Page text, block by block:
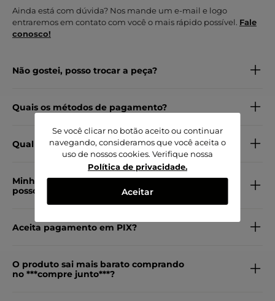
Se você clicar no botão aceito ou continuar
navegando, consideramos que você aceita o
uso de nossos cookies. Verifique nossa
Política de privacidade.
Aceitar
Ainda está com dúvida? Nos mande um e-mail e logo
entraremos em contato com você o mais rápido possível. Fale
conosco!
Não gostei, posso trocar a peça?
Quais os métodos de pagamento?
Qual o material do produto?
Minha peça veio com defeito, como
posso trocar por outra?
Aceita pagamento em PIX?
O produto sai mais barato comprando
no ***compre junto***?